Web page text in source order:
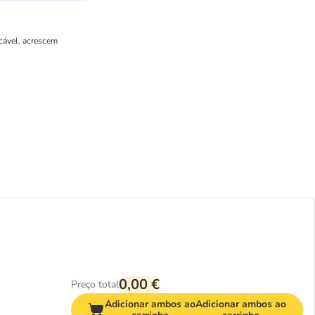
acrescem
Preço total0,00 €
Adicionar ambos aoAdicionar ambos ao